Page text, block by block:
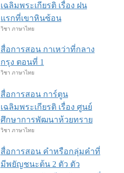
เฉลิมพระเกียรติ เรื่อง ฝน
แรกที่เขาหินซ้อน
วิชา ภาษาไทย
สื่อการสอน กาเหว่าที่กลาง
กรุง ตอนที่ 1
วิชา ภาษาไทย
สื่อการสอน การ์ตูน
เฉลิมพระเกียรติ เรื่อง ศูนย์
ศึกษาการพัฒนาห้วยทราย
วิชา ภาษาไทย
สื่อการสอน คำหรือกลุ่มคำที่
มีพยัญชนะต้น 2 ตัว ตัว